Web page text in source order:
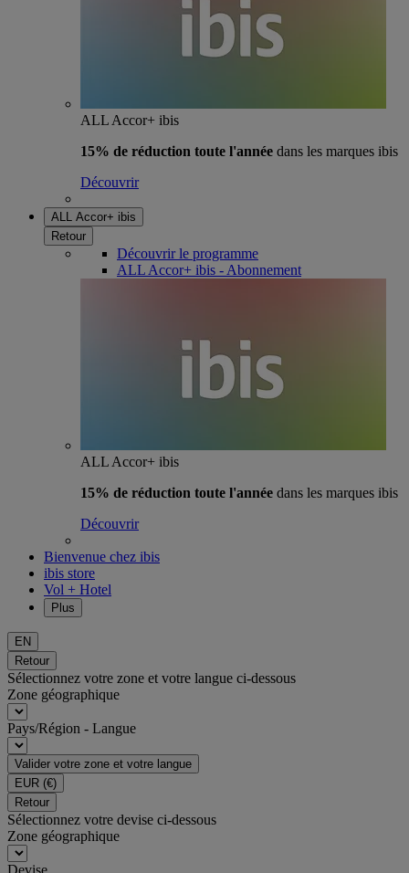
ALL Accor+ ibis
15% de réduction toute l'année dans les marques ibis
Découvrir
ALL Accor+ ibis
Retour
Découvrir le programme
ALL Accor+ ibis - Abonnement
ALL Accor+ ibis
15% de réduction toute l'année dans les marques ibis
Découvrir
Bienvenue chez ibis
ibis store
Vol + Hotel
Plus
EN
Retour
Sélectionnez votre zone et votre langue ci-dessous
Zone géographique
Pays/Région - Langue
Valider votre zone et votre langue
EUR (€)
Retour
Sélectionnez votre devise ci-dessous
Zone géographique
Devise